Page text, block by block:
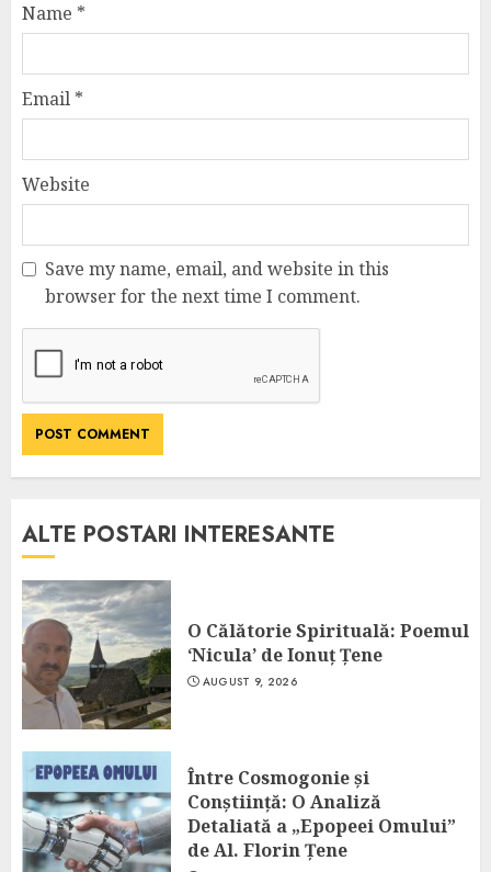
Name *
Email *
Website
Save my name, email, and website in this
browser for the next time I comment.
ALTE POSTARI INTERESANTE
O Călătorie Spirituală: Poemul
‘Nicula’ de Ionuț Țene
AUGUST 9, 2026
Între Cosmogonie și
Conștiință: O Analiză
Detaliată a „Epopeei Omului”
de Al. Florin Țene